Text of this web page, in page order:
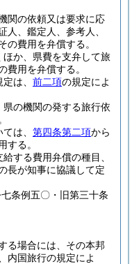
関の依頼又は要求に応
人、鑑定人、参考人、
の費用を弁償する。
か、県費を支弁して旅
費用を弁償する。
は、 前二項の規定によ
の機関の発する旅行依
は、 第四条第二項から
する。
する費用弁償の種目、
長が知事に協議して定
条例五〇・旧第三十条
る場合には、その本邦
内国旅行の規定によ